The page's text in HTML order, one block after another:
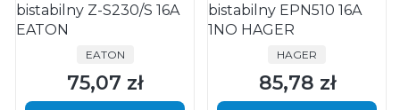
bistabilny Z-S230/S 16A
EATON
PRODUCENT
EATON
Cena
75,07 zł
bistabilny EPN510 16A
1NO HAGER
PRODUCENT
HAGER
Cena
85,78 zł